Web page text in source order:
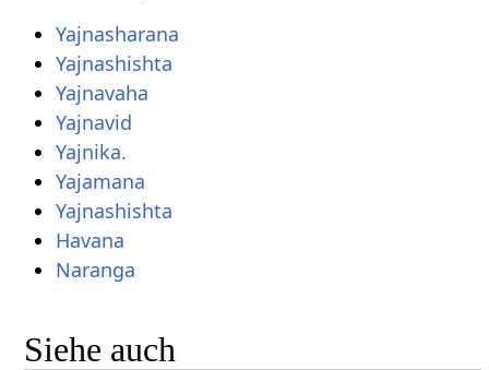
Yajnasharana
Yajnashishta
Yajnavaha
Yajnavid
Yajnika.
Yajamana
Yajnashishta
Havana
Naranga
Siehe auch